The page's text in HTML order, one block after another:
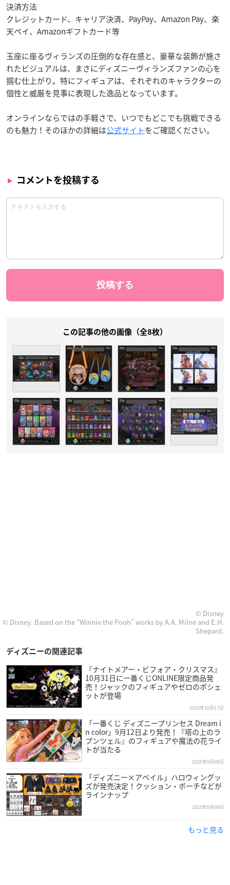
決済方法
クレジットカード、キャリア決済、PayPay、Amazon Pay、楽
天ペイ、Amazonギフトカード等
玉座に座るヴィランズの圧倒的な存在感と、豪華な装飾が施さ
れたビジュアルは、まさにディズニーヴィランズファンの心を
掴む仕上がり。特にフィギュアは、それぞれのキャラクターの
個性と威厳を見事に表現した逸品となっています。
オンラインならではの手軽さで、いつでもどこでも挑戦できる
のも魅力！そのほかの詳細は公式サイトをご確認ください。
コメントを投稿する
この記事の他の画像（全8枚）
© Disney
© Disney. Based on the “Winnie the Pooh” works by A.A. Milne and E.H.
Shepard.
ディズニーの関連記事
『ナイトメアー・ビフォア・クリスマス』
10月31日に一番くじONLINE限定商品発
売！ジャックのフィギュアやゼロのポシェ
ットが登場
2025年10月17日
「一番くじ ディズニープリンセス Dream i
n color」9月12日より発売！『塔の上のラ
プンツェル』のフィギュアや魔法の花ライ
トが当たる
2025年9月08日
「ディズニー×アベイル」ハロウィングッ
ズが発売決定！クッション・ポーチなどが
ラインナップ
2025年9月08日
もっと見る